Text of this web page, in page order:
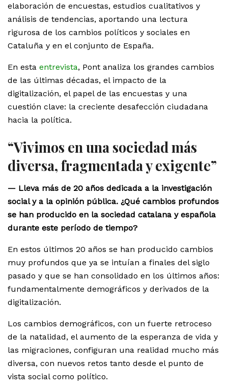
elaboración de encuestas, estudios cualitativos y
análisis de tendencias, aportando una lectura
rigurosa de los cambios políticos y sociales en
Cataluña y en el conjunto de España.
En esta entrevista, Pont analiza los grandes cambios
de las últimas décadas, el impacto de la
digitalización, el papel de las encuestas y una
cuestión clave: la creciente desafección ciudadana
hacia la política.
“Vivimos en una sociedad más
diversa, fragmentada y exigente”
— Lleva más de 20 años dedicada a la investigación
social y a la opinión pública. ¿Qué cambios profundos
se han producido en la sociedad catalana y española
durante este período de tiempo?
En estos últimos 20 años se han producido cambios
muy profundos que ya se intuían a finales del siglo
pasado y que se han consolidado en los últimos años:
fundamentalmente demográficos y derivados de la
digitalización.
Los cambios demográficos, con un fuerte retroceso
de la natalidad, el aumento de la esperanza de vida y
las migraciones, configuran una realidad mucho más
diversa, con nuevos retos tanto desde el punto de
vista social como político.